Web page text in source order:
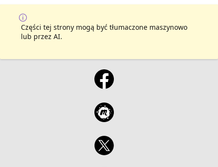
Części tej strony mogą być tłumaczone maszynowo
lub przez AI.